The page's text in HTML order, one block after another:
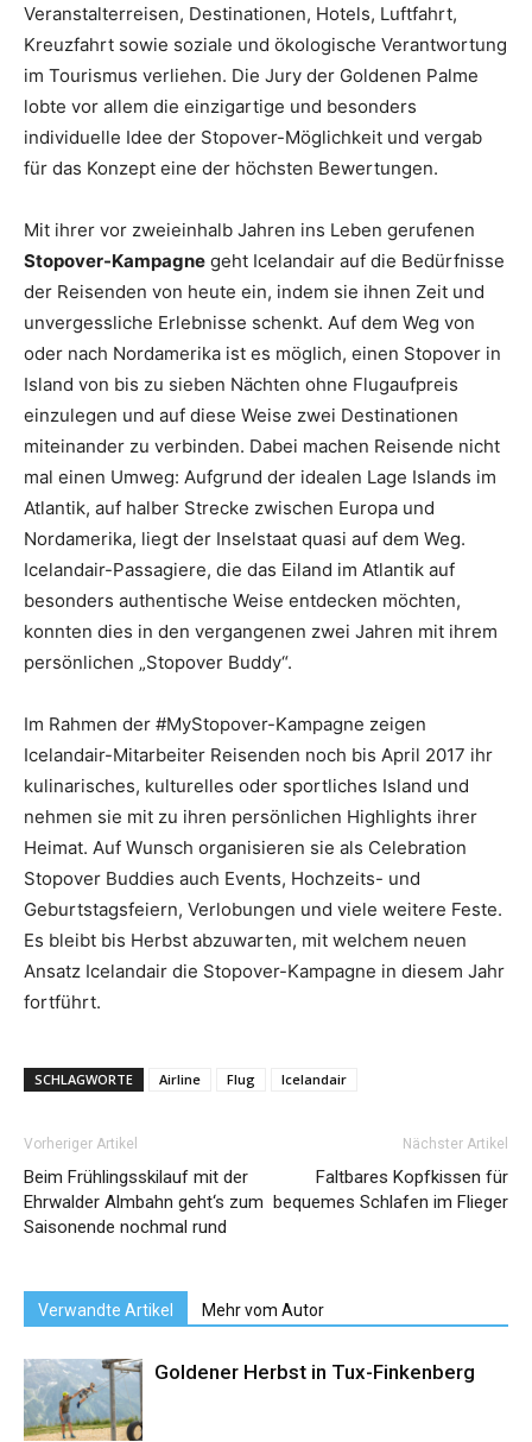
Veranstalterreisen, Destinationen, Hotels, Luftfahrt,
Kreuzfahrt sowie soziale und ökologische Verantwortung
im Tourismus verliehen. Die Jury der Goldenen Palme
lobte vor allem die einzigartige und besonders
individuelle Idee der Stopover-Möglichkeit und vergab
für das Konzept eine der höchsten Bewertungen.
Mit ihrer vor zweieinhalb Jahren ins Leben gerufenen
Stopover-Kampagne geht Icelandair auf die Bedürfnisse
der Reisenden von heute ein, indem sie ihnen Zeit und
unvergessliche Erlebnisse schenkt. Auf dem Weg von
oder nach Nordamerika ist es möglich, einen Stopover in
Island von bis zu sieben Nächten ohne Flugaufpreis
einzulegen und auf diese Weise zwei Destinationen
miteinander zu verbinden. Dabei machen Reisende nicht
mal einen Umweg: Aufgrund der idealen Lage Islands im
Atlantik, auf halber Strecke zwischen Europa und
Nordamerika, liegt der Inselstaat quasi auf dem Weg.
Icelandair-Passagiere, die das Eiland im Atlantik auf
besonders authentische Weise entdecken möchten,
konnten dies in den vergangenen zwei Jahren mit ihrem
persönlichen „Stopover Buddy“.
Im Rahmen der #MyStopover-Kampagne zeigen
Icelandair-Mitarbeiter Reisenden noch bis April 2017 ihr
kulinarisches, kulturelles oder sportliches Island und
nehmen sie mit zu ihren persönlichen Highlights ihrer
Heimat. Auf Wunsch organisieren sie als Celebration
Stopover Buddies auch Events, Hochzeits- und
Geburtstagsfeiern, Verlobungen und viele weitere Feste.
Es bleibt bis Herbst abzuwarten, mit welchem neuen
Ansatz Icelandair die Stopover-Kampagne in diesem Jahr
fortführt.
SCHLAGWORTE Airline Flug Icelandair
Vorheriger Artikel
Beim Frühlingsskilauf mit der
Ehrwalder Almbahn geht‘s zum
Saisonende nochmal rund
Nächster Artikel
Faltbares Kopfkissen für
bequemes Schlafen im Flieger
Verwandte Artikel Mehr vom Autor
Goldener Herbst in Tux-Finkenberg